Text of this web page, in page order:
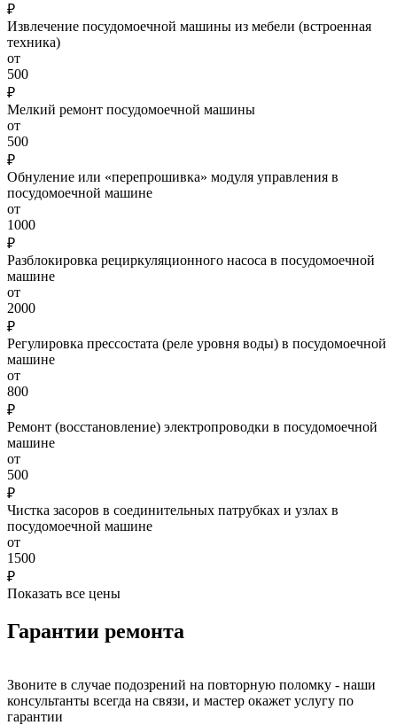
₽
Извлечение посудомоечной машины из мебели (встроенная
техника)
от
500
₽
Мелкий ремонт посудомоечной машины
от
500
₽
Обнуление или «перепрошивка» модуля управления в
посудомоечной машине
от
1000
₽
Разблокировка рециркуляционного насоса в посудомоечной
машине
от
2000
₽
Регулировка прессостата (реле уровня воды) в посудомоечной
машине
от
800
₽
Ремонт (восстановление) электропроводки в посудомоечной
машине
от
500
₽
Чистка засоров в соединительных патрубках и узлах в
посудомоечной машине
от
1500
₽
Показать все цены
Гарантии ремонта
Звоните в случае подозрений на повторную поломку - наши
консультанты всегда на связи, и мастер окажет услугу по
гарантии